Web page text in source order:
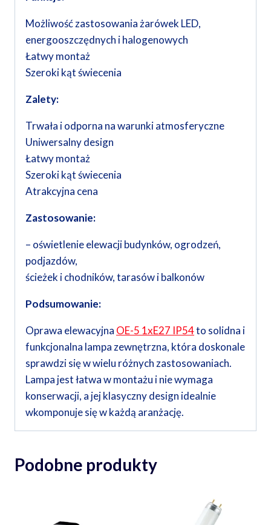
Możliwość zastosowania żarówek LED,
energooszczędnych i halogenowych
Łatwy montaż
Szeroki kąt świecenia
Zalety:
Trwała i odporna na warunki atmosferyczne
Uniwersalny design
Łatwy montaż
Szeroki kąt świecenia
Atrakcyjna cena
Zastosowanie:
– oświetlenie elewacji budynków, ogrodzeń,
podjazdów,
ścieżek i chodników, tarasów i balkonów
Podsumowanie:
Oprawa elewacyjna OE-5 1xE27 IP54to solidna i
funkcjonalna lampa zewnętrzna, która doskonale
sprawdzi się w wielu różnych zastosowaniach.
Lampa jest łatwa w montażu i nie wymaga
konserwacji, a jej klasyczny design idealnie
wkomponuje się w każdą aranżację.
Podobne produkty